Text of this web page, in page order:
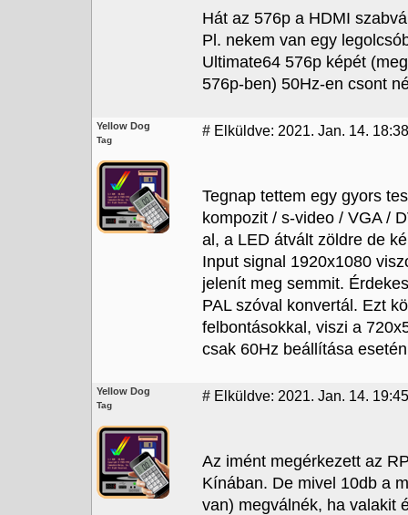
Hát az 576p a HDMI
Pl. nekem van egy
Ultimate64 576p képét
576p-ben) 50Hz-en csont
Yellow Dog
Tag
# Elküldve: 2021. Jan. 14.
Tegnap tettem egy gyors
kompozit / s-video / VGA /
al, a LED átvált zöldre de
Input signal 1920x1080
jelenít meg semmit.
PAL szóval konvertál. Ezt
felbontásokkal, viszi a
csak 60Hz beállítása
Yellow Dog
Tag
# Elküldve: 2021. Jan. 14. 19:45
Az imént megérkezett az
Kínában. De mivel 10db a
van) megválnék, ha valakit